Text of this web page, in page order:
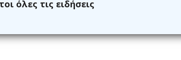
όλες τις ειδήσεις